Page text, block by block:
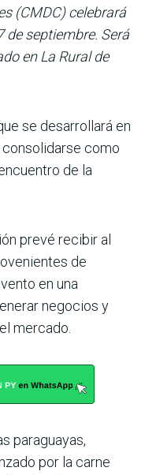
(CMDC) celebrará
de septiembre. Será
en La Rural de
se desarrollará en
consolidarse como
de la
prevé recibir al
de
en una
negocios y
mercado.
paraguayas,
por la carne